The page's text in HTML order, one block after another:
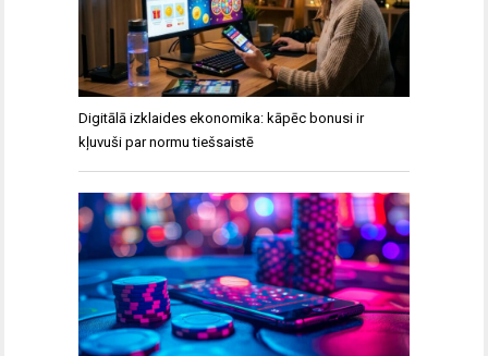
Digitālā izklaides ekonomika: kāpēc bonusi ir
kļuvuši par normu tiešsaistē